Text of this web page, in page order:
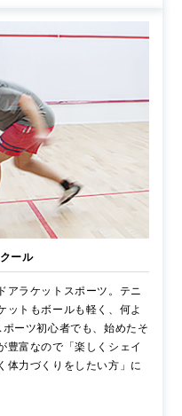
ール
アラケットスポーツ。テニ
ットもボールも軽く、何よ
ーツ初心者でも、始めたそ
豊富なので「楽しくシェイ
体力づくりをしたい方」に